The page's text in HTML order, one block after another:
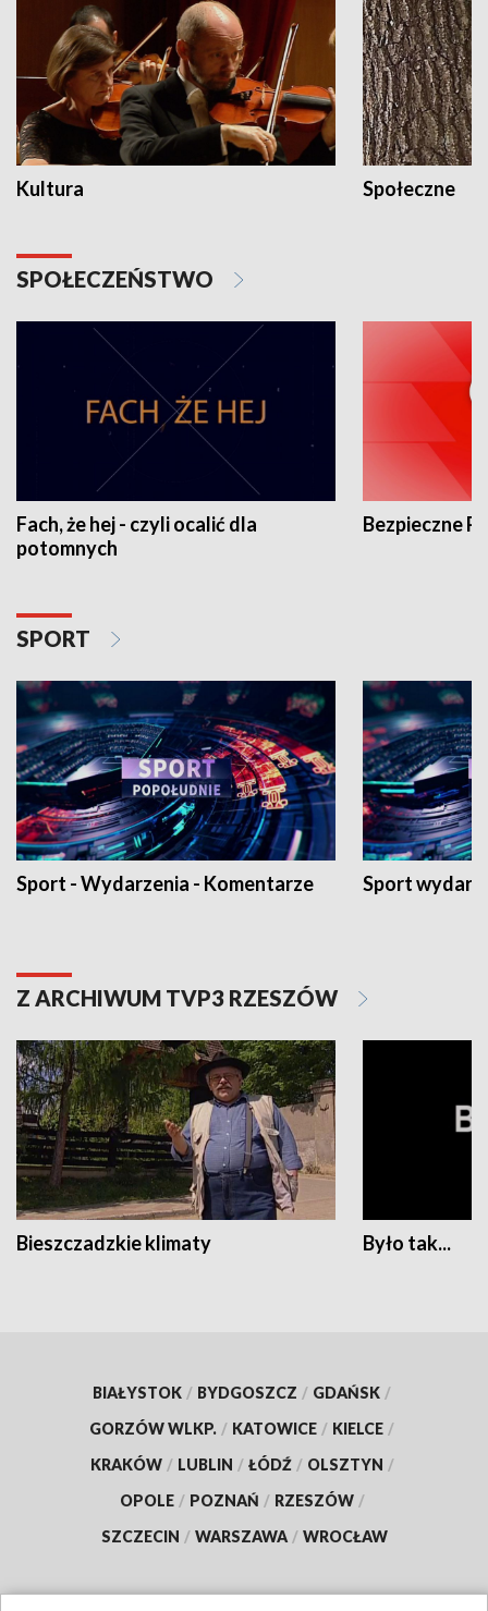
Kultura Społeczne
SPOŁECZEŃSTWO
Fach, że hej - czyli ocalić dla
potomnych
Bezpieczne
SPORT
Sport - Wydarzenia - Komentarze Sport
Z ARCHIWUM TVP3 RZESZÓW
Bieszczadzkie klimaty Było tak...
BIAŁYSTOK / BYDGOSZCZ / GDAŃSK /
GORZÓW WLKP. / KATOWICE / KIELCE /
KRAKÓW / LUBLIN / ŁÓDŹ / OLSZTYN /
OPOLE / POZNAŃ / RZESZÓW /
SZCZECIN / WARSZAWA / WROCŁAW